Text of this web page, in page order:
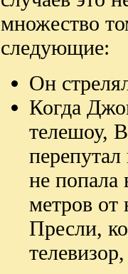
множество
следующие:
Он
Когда
телешоу,
не попала
метров от
Пресли,